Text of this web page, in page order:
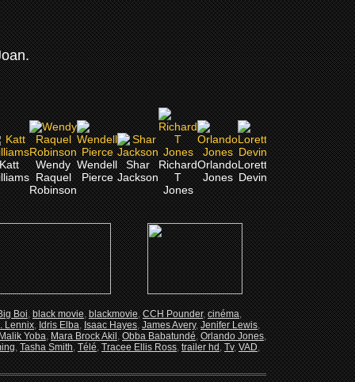
Wendy
Raquel
Robinson
Wendell
Pierce
Shar
Jackson
Richard
T
Jones
Orlando
Jones
Loretta
Devine
Loni
Love
Kenya
Moore
Boi,black movie,blackmovie,CCH Pounder,cinéma,
Lennix,Idris Elba,Isaac Hayes,James Avery,Jenifer Lewis,
Yoba,Mara Brock Akil,Obba Babatundé,Orlando Jones,
,Tasha Smith,Télé,Tracee Ellis Ross,trailer hd,Tv,VAD,